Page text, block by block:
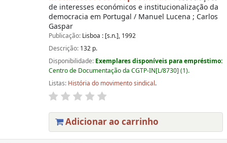
de interesses económicos e institucionalização da
democracia em Portugal / Manuel Lucena ; Carlos
Gaspar
Publicação: Lisboa : [s.n.], 1992
Descrição: 132 p.
Disponibilidade: Exemplares disponíveis para empréstimo:
Centro de Documentação da CGTP-IN[L/8730] (1).
Listas: História do movimento sindical.
Adicionar ao carrinho